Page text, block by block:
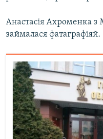
Анастасія Ахроменка
займалася фатаграфіяй.